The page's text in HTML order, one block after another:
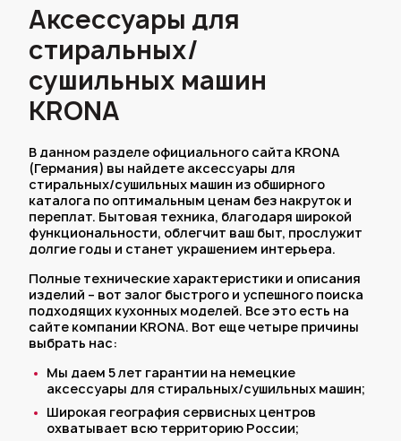
Аксессуары для
стиральных/
сушильных машин
KRONA
В данном разделе официального сайта KRONA
(Германия) вы найдете аксессуары для
стиральных/сушильных машин из обширного
каталога по оптимальным ценам без накруток и
переплат. Бытовая техника, благодаря широкой
функциональности, облегчит ваш быт, прослужит
долгие годы и станет украшением интерьера.
Полные технические характеристики и описания
изделий – вот залог быстрого и успешного поиска
подходящих кухонных моделей. Все это есть на
сайте компании KRONA. Вот еще четыре причины
выбрать нас:
Мы даем 5 лет гарантии на немецкие
аксессуары для стиральных/сушильных машин;
Широкая география сервисных центров
охватывает всю территорию России;